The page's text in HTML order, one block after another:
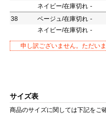
ネイビー/在庫切れ -
38
ベージュ/在庫切れ -
ネイビー/在庫切れ -
申し訳ございません。ただい
サイズ表
商品のサイズに関しては下記をご